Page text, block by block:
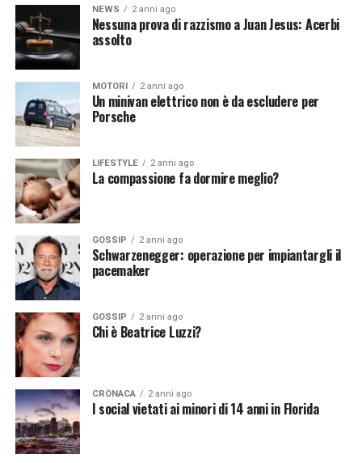
spaziale, delle telecomunicazioni e dell’osservazione
della Terra. Tuttavia, è fondamentale affrontare le sfide
tecniche, etiche e legali associate a questa convergenza.
Con una corretta gestione e un’attenta considerazione
degli impatti, l’IA potrebbe trasformare radicalmente il
settore spaziale, portando a nuove scoperte e benefici
per l’umanità.
[fonte immagine: https://pixabay.com/it/photos/terra-
spazio-satelliti-monitoraggio-79533/]
Continua a leggere su atuttonotizie.it
Vuoi essere sempre aggiornato e ricevere le principali
notizie del giorno?
NEWS 2 anni ago
Nessuna prova di razzismo a Juan Jesus: Acerbi
assolto
MOTORI 2 anni ago
Un minivan elettrico non è da escludere per
Porsche
LIFESTYLE 2 anni ago
La compassione fa dormire meglio?
GOSSIP 2 anni ago
Schwarzenegger: operazione per impiantargli il
pacemaker
GOSSIP 2 anni ago
Chi è Beatrice Luzzi?
CRONACA 2 anni ago
I social vietati ai minori di 14 anni in Florida